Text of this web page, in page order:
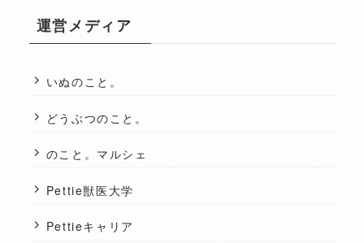
運営メディア
いぬのこと。
どうぶつのこと。
のこと。マルシェ
Pettie獣医大学
Pettieキャリア